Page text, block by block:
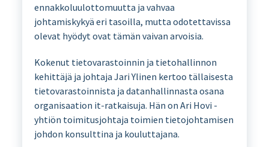
ennakkoluulottomuutta ja vahvaa
johtamiskykyä eri tasoilla, mutta odotettavissa
olevat hyödyt ovat tämän vaivan arvoisia.
Kokenut tietovarastoinnin ja tietohallinnon
kehittäjä ja johtaja Jari Ylinen kertoo tällaisesta
tietovarastoinnista ja datanhallinnasta osana
organisaation it-ratkaisuja. Hän on Ari Hovi -
yhtiön toimitusjohtaja toimien tietojohtamisen
johdon konsulttina ja kouluttajana.